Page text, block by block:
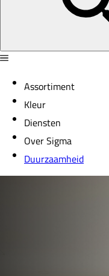
Assortiment
Kleur
Diensten
Over Sigma
Duurzaamheid